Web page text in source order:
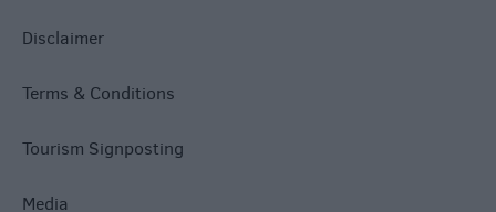
Disclaimer
Terms & Conditions
Tourism Signposting
Media